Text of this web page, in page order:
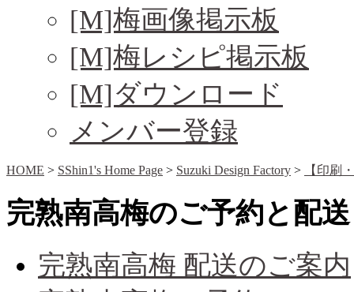
[M]梅画像掲示板
[M]梅レシピ掲示板
[M]ダウンロード
メンバー登録
HOME > SShin1's Home Page > Suzuki Design Factory > 【印刷
完熟南高梅のご予約と配送
完熟南高梅 配送のご案内